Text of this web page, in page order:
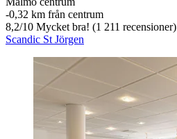
‐0,32 km från centrum
8,2/10 Mycket bra! (1 211 recensioner)
Scandic St Jörgen